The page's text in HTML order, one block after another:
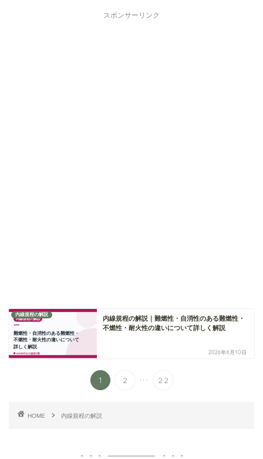
スポンサーリンク
内線規程の解説
内線規程の解説｜難燃性・自消性のある難燃性・
不燃性・耐火性の違いについて詳しく解説
2026年6月10日
1 2 ... 22
HOME 内線規程の解説